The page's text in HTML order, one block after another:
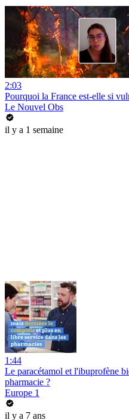
2:03
Pourquoi la France est-elle si
Le Nouvel Obs
il y a 1 semaine
1:44
Le paracétamol et l'ibuprofène
pharmacie ?
Europe 1
il y a 7 ans